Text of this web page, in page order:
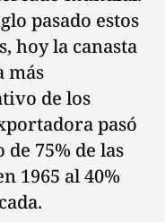
pasado estos
hoy la canasta
más
de los
pasó
75% de las
1965 al 40%